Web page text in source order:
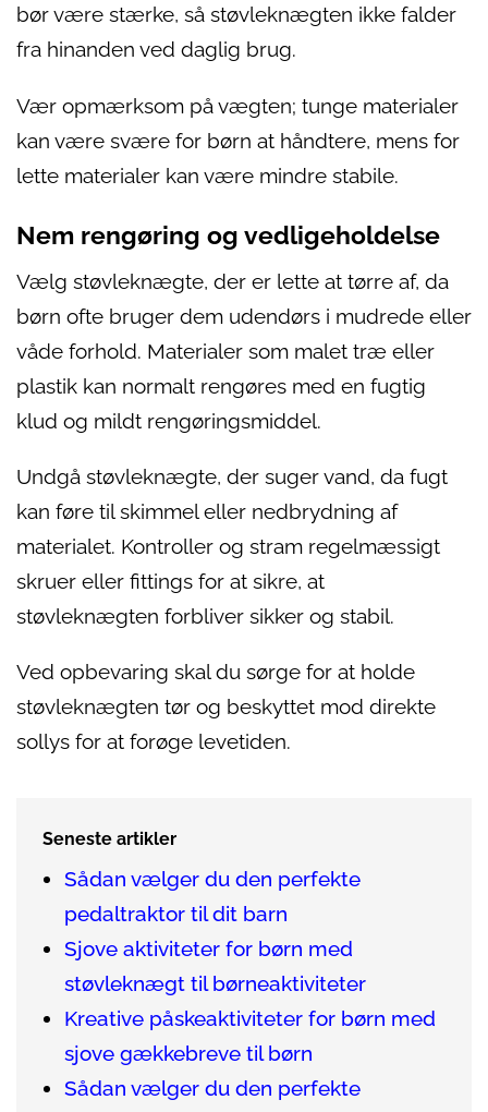
bør være stærke, så støvleknægten ikke falder
fra hinanden ved daglig brug.
Vær opmærksom på vægten; tunge materialer
kan være svære for børn at håndtere, mens for
lette materialer kan være mindre stabile.
Nem rengøring og vedligeholdelse
Vælg støvleknægte, der er lette at tørre af, da
børn ofte bruger dem udendørs i mudrede eller
våde forhold. Materialer som malet træ eller
plastik kan normalt rengøres med en fugtig
klud og mildt rengøringsmiddel.
Undgå støvleknægte, der suger vand, da fugt
kan føre til skimmel eller nedbrydning af
materialet. Kontroller og stram regelmæssigt
skruer eller fittings for at sikre, at
støvleknægten forbliver sikker og stabil.
Ved opbevaring skal du sørge for at holde
støvleknægten tør og beskyttet mod direkte
sollys for at forøge levetiden.
Seneste artikler
Sådan vælger du den perfekte
pedaltraktor til dit barn
Sjove aktiviteter for børn med
støvleknægt til børneaktiviteter
Kreative påskeaktiviteter for børn med
sjove gækkebreve til børn
Sådan vælger du den perfekte